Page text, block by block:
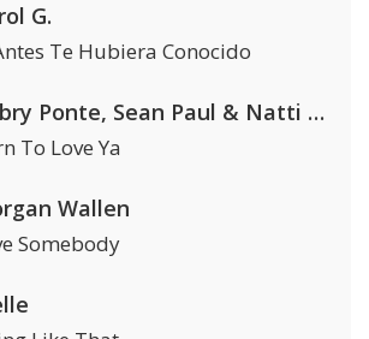
G.
Te Hubiera Conocido
Gabry Ponte, Sean Paul & Natti Natasha
To Love Ya
Wallen
Somebody